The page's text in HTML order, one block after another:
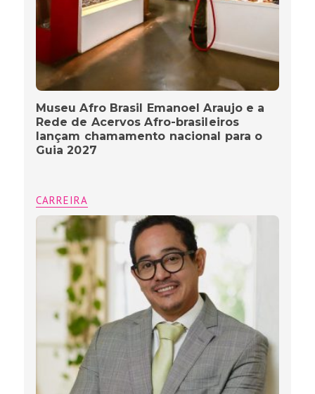
Museu Afro Brasil Emanoel Araujo e a
Rede de Acervos Afro-brasileiros
lançam chamamento nacional para o
Guia 2027
CARREIRA